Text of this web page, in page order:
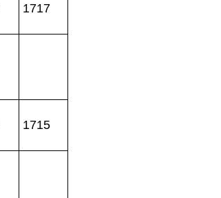
1717
1715